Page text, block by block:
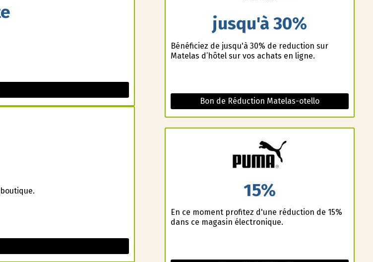
jusqu'à 30%
Bénéficiez de jusqu'à 30% de reduction sur
Matelas d’hôtel sur vos achats en ligne.
Bon de Réduction Matelas-otello
15%
En ce moment profitez d'une réduction de 15%
dans ce magasin électronique.